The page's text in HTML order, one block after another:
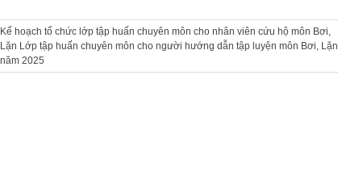
Kế hoạch tổ chức lớp tập huấn chuyên môn cho nhân viên cứu hộ môn Bơi,
Lặn Lớp tập huấn chuyên môn cho người hướng dẫn tập luyện môn Bơi, Lặn
năm 2025